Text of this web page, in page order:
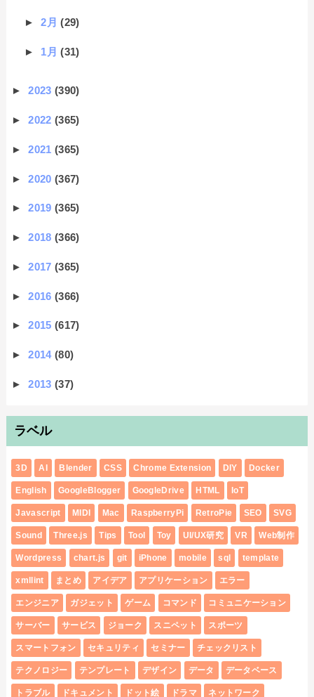
►2月(29)
► 1月(31)
►2023(390)
►2022(365)
►2021(365)
►2020(367)
►2019(365)
►2018(366)
►2017(365)
►2016(366)
►2015(617)
►2014(80)
►2013(37)
ラベル
3D AI Blender CSS Chrome Extension DIY Docker
English GoogleBlogger GoogleDrive HTML IoT
Javascript MIDI Mac RaspberryPi RetroPie SEO SVG
Sound Three.js Tips Tool Toy UI/UX研究 VR Web制作
Wordpress chart.js git iPhone mobile sql template
xmllint まとめ アイデア アプリケーション エラー
エンジニア ガジェット ゲーム コマンド コミュニケーション
サーバー サービス ジョーク スニペット スポーツ
スマートフォン セキュリティ セミナー チェックリスト
テクノロジー テンプレート デザイン データ データベース
トラブル ドキュメント ドット絵 ドラマ ネットワーク